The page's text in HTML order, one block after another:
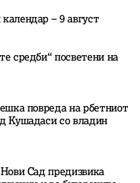
– 9 август
средби“ посветени на
повреда на рбетниот
Кушадаси со владин
Сад предизвика